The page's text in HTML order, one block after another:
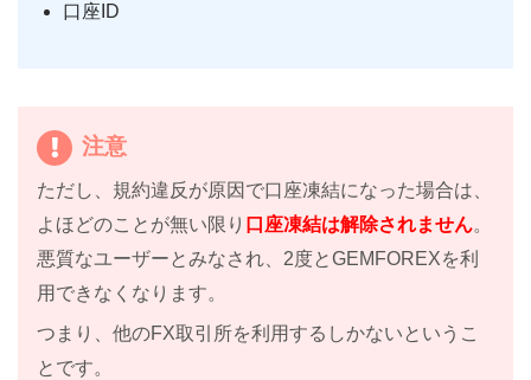
口座ID
注意
ただし、規約違反が原因で口座凍結になった場合は、
よほどのことが無い限り 口座凍結は解除されません。
悪質なユーザーとみなされ、2度とGEMFOREXを利
用できなくなります。
つまり、他のFX取引所を利用するしかないというこ
とです。